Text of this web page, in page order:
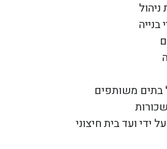
בתים משותפים
ידי ועד בית חיצוני